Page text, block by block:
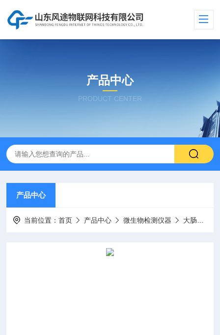
产品中心
PRODUCT CENTER
产品中心
当前位置：首页 产品中心 微生物检测仪器 大肠杆菌检测仪